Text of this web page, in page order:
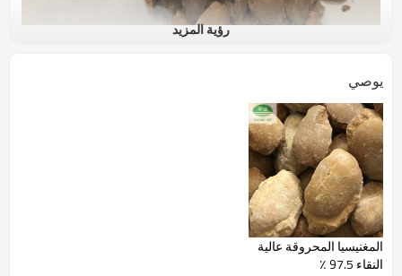
الميت المغنيسيا مقدمة مقدمة والتطبيق
الجودة من أكسيد المغنيسيوم.
يتم إنتاجالمغنسيت الميت المحروق
مختارة من خلال التنقية والتلبيد في فرن العمود عند درجة
حرارة محكومة تبلغ 1750 درجة مئوية وغير نشطة كيميائياً.
منتجات المغنسيت الملبدة Yutong مع متكلس جيد ،
تكليس موحد
واستقرار الجودة.
تطبيق لتصنيع الطوب الحراري الأساسي
رؤية المزيد
يوصي
المغنيسيا المحروقة عالية
النقاء 97.5 ٪